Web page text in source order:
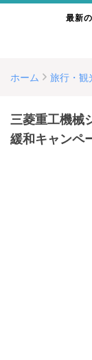
最新
ホーム 旅行・観
三菱重工機械
緩和キャンペ